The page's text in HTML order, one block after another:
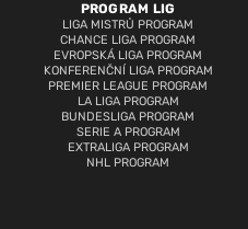
PROGRAM LIG
LIGA MISTRŮ PROGRAM
CHANCE LIGA PROGRAM
EVROPSKÁ LIGA PROGRAM
KONFERENČNÍ LIGA PROGRAM
PREMIER LEAGUE PROGRAM
LA LIGA PROGRAM
BUNDESLIGA PROGRAM
SERIE A PROGRAM
EXTRALIGA PROGRAM
NHL PROGRAM